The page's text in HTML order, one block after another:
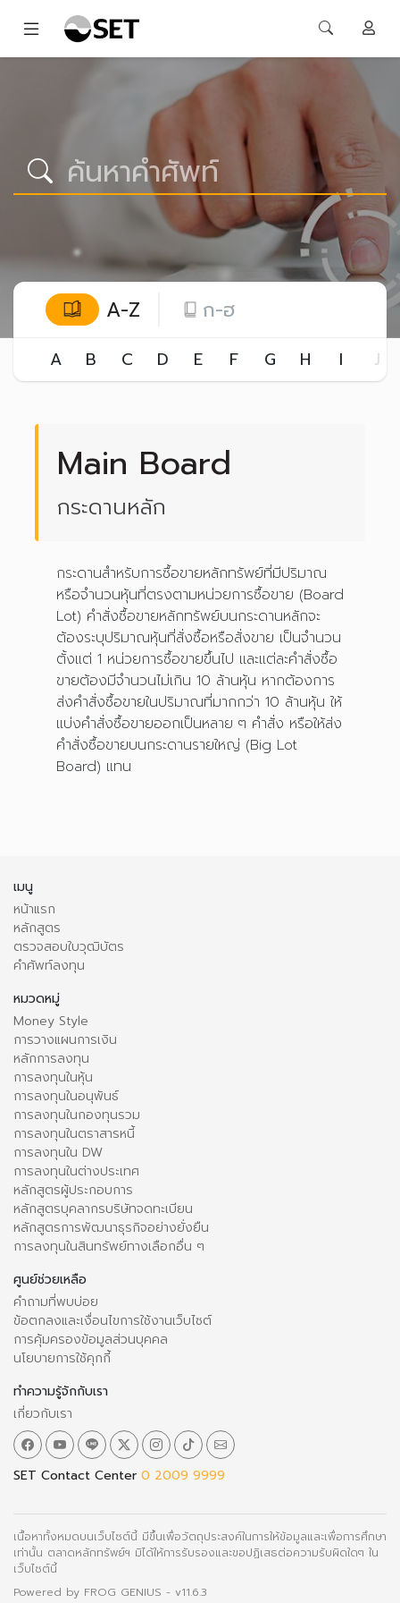
A-Z ก-ฮ
A B C D E F G H I J
Main Board
กระดานหลัก
กระดานสำหรับการซื้อขายหลักทรัพย์ที่มีปริมาณ
หรือจำนวนหุ้นที่ตรงตามหน่วยการซื้อขาย (Board
Lot) คำสั่งซื้อขายหลักทรัพย์บนกระดานหลักจะ
ต้องระบุปริมาณหุ้นที่สั่งซื้อหรือสั่งขาย เป็นจำนวน
ตั้งแต่ 1 หน่วยการซื้อขายขึ้นไป และแต่ละคำสั่งซื้อ
ขายต้องมีจำนวนไม่เกิน 10 ล้านหุ้น หากต้องการ
ส่งคำสั่งซื้อขายในปริมาณที่มากกว่า 10 ล้านหุ้น ให้
แบ่งคำสั่งซื้อขายออกเป็นหลาย ๆ คำสั่ง หรือให้ส่ง
คำสั่งซื้อขายบนกระดานรายใหญ่ (Big Lot
Board) แทน
เมนู
หน้าแรก
หลักสูตร
ตรวจสอบใบวุฒิบัตร
คำศัพท์ลงทุน
หมวดหมู่
Money Style
การวางแผนการเงิน
หลักการลงทุน
การลงทุนในหุ้น
การลงทุนในอนุพันธ์
การลงทุนในกองทุนรวม
การลงทุนในตราสารหนี้
การลงทุนใน DW
การลงทุนในต่างประเทศ
หลักสูตรผู้ประกอบการ
หลักสูตรบุคลากรบริษัทจดทะเบียน
หลักสูตรการพัฒนาธุรกิจอย่างยั่งยืน
การลงทุนในสินทรัพย์ทางเลือกอื่น ๆ
ศูนย์ช่วยเหลือ
คำถามที่พบบ่อย
ข้อตกลงและเงื่อนไขการใช้งานเว็บไซต์
การคุ้มครองข้อมูลส่วนบุคคล
นโยบายการใช้คุกกี้
ทำความรู้จักกับเรา
เกี่ยวกับเรา
SET Contact Center 0 2009 9999
เนื้อหาทั้งหมดบนเว็บไซต์นี้ มีขึ้นเพื่อวัตถุประสงค์ในการให้ข้อมูลและเพื่อการศึกษา
เท่านั้น ตลาดหลักทรัพย์ฯ มิได้ให้การรับรองและขอปฏิเสธต่อความรับผิดใดๆ ใน
เว็บไซต์นี้
Powered by FROG GENIUS - v11.6.3